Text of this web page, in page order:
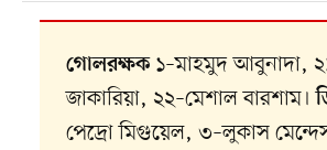
গোলরক্ষক১–মাহমুদ আবুনাদা,
জাকারিয়া, ২২–মেশাল বারশাম।
পেদ্রো মিগুয়েল, ৩–লুকাস